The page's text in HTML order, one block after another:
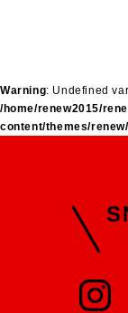
Warning: Undefined
/home/renew2015/
content/themes/